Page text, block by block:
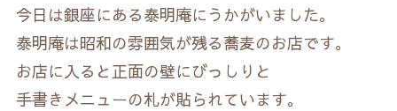
今日は銀座にある泰明庵にうかがいました。
泰明庵は昭和の雰囲気が残る蕎麦のお店です。
お店に入ると正面の壁にびっしりと
手書きメニューの札が貼られています。